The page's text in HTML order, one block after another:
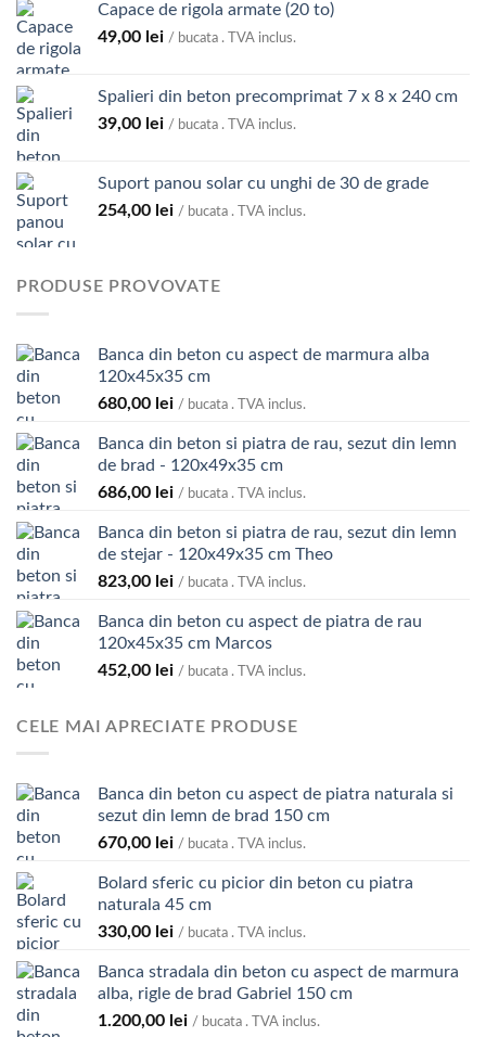
prețuri:
24,00 lei
74,00 lei
Capace de rigola armate (20 to)
49,00 lei / bucata . TVA inclus.
Spalieri din beton precomprimat 7 x 8 x 240 cm
39,00 lei / bucata . TVA inclus.
Suport panou solar cu unghi de 30 de grade
254,00 lei / bucata . TVA inclus.
PRODUSE PROVOVATE
Banca din beton cu aspect de marmura alba
120x45x35 cm
680,00 lei / bucata . TVA inclus.
Banca din beton si piatra de rau, sezut din lemn
de brad - 120x49x35 cm
686,00 lei / bucata . TVA inclus.
Banca din beton si piatra de rau, sezut din lemn
de stejar - 120x49x35 cm Theo
823,00 lei / bucata . TVA inclus.
Banca din beton cu aspect de piatra de rau
120x45x35 cm Marcos
452,00 lei / bucata . TVA inclus.
CELE MAI APRECIATE PRODUSE
Banca din beton cu aspect de piatra naturala si
sezut din lemn de brad 150 cm
670,00 lei / bucata . TVA inclus.
Bolard sferic cu picior din beton cu piatra
naturala 45 cm
330,00 lei / bucata . TVA inclus.
Banca stradala din beton cu aspect de marmura
alba, rigle de brad Gabriel 150 cm
1.200,00 lei / bucata . TVA inclus.